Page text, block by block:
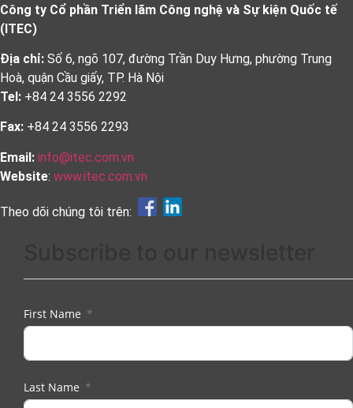
Công ty Cổ phần Triển lãm Công nghệ và Sự kiện Quốc tế
(ITEC)
Địa chỉ: Số 6, ngõ 107, đường Trần Duy Hưng, phường Trung
Hoà, quận Cầu giấy, TP. Hà Nội
Tel: +84 24 3556 2292
Fax: +84 24 3556 2293
Email: info@itec.com.vn
Website: www.itec.com.vn
Theo dõi chúng tôi trên:
First Name
Last Name